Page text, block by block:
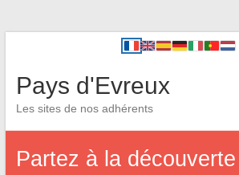
Pays d'Evreux
Les sites de nos adhérents
Partez à la